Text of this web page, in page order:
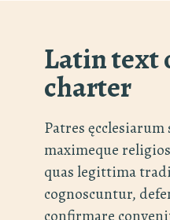
Latin text
charter
Patres
maximeque
quas legittima
cognoscuntur,